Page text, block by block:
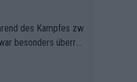
des Kampfes zw
besonders überras